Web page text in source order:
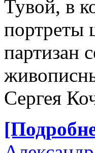
Тувой, в
портреты
партизан
Сергея